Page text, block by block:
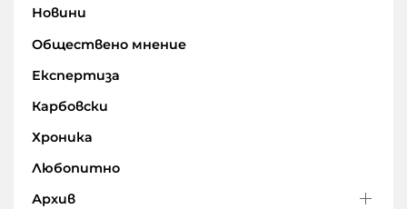
Новини
Обществено мнение
Експертиза
Карбовски
Хроника
Любопитно
Архив